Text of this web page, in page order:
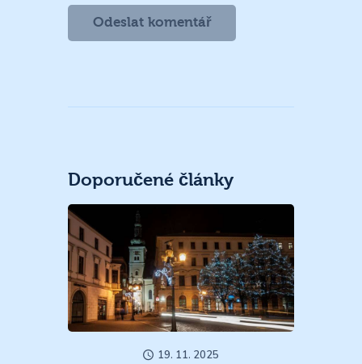
Doporučené články
19. 11. 2025